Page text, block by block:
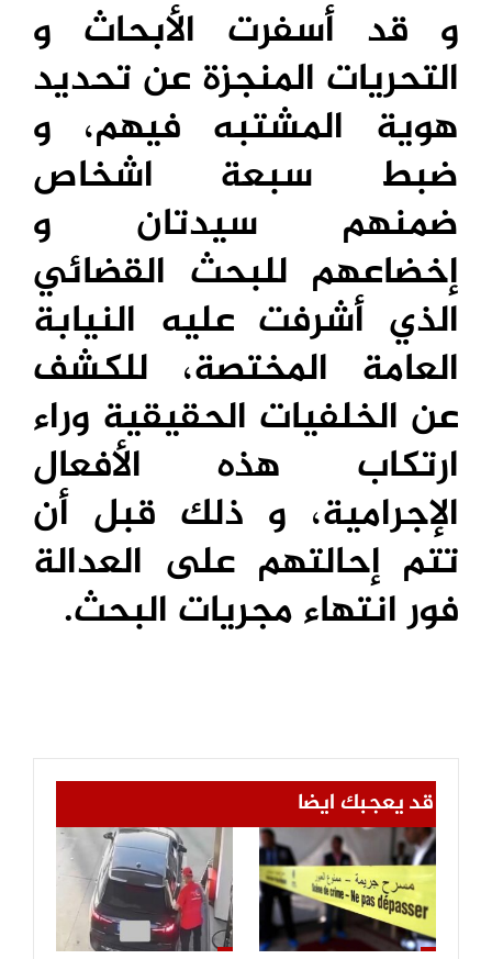
و قد أسفرت الأبحاث و
التحريات المنجزة عن تحديد
هوية المشتبه فيهم، و
ضبط سبعة اشخاص
ضمنهم سيدتان و
إخضاعهم للبحث القضائي
الذي أشرفت عليه النيابة
العامة المختصة، للكشف
عن الخلفيات الحقيقية وراء
ارتكاب هذه الأفعال
الإجرامية، و ذلك قبل أن
تتم إحالتهم على العدالة
فور انتهاء مجريات البحث.
قد يعجبك ايضا